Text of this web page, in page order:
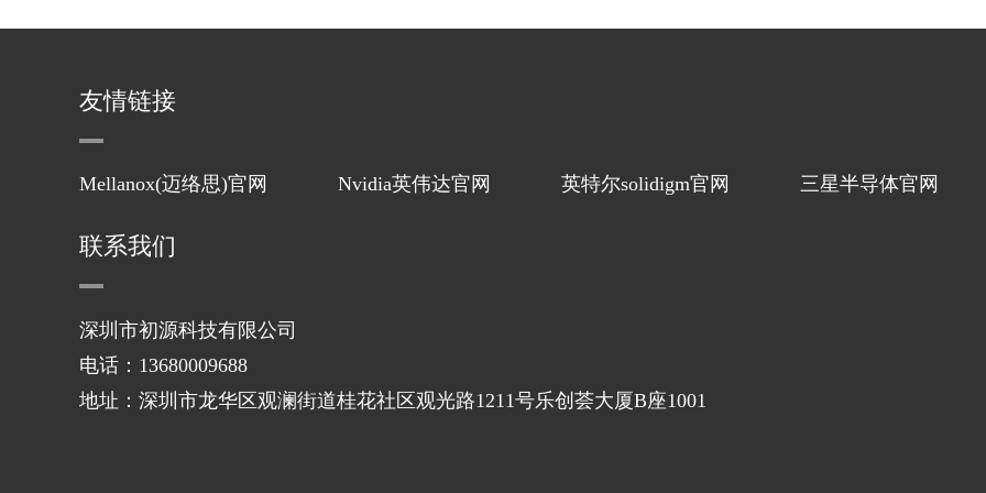
友情链接
Mellanox(迈络思)官网 Nvidia英伟达官网 英特尔solidigm官网 三星半导体官网
联系我们
深圳市初源科技有限公司
电话：13680009688
地址：深圳市龙华区观澜街道桂花社区观光路1211号乐创荟大厦B座1001